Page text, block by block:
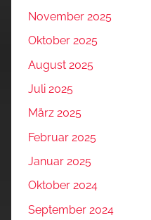
November 2025
Oktober 2025
August 2025
Juli 2025
März 2025
Februar 2025
Januar 2025
Oktober 2024
September 2024